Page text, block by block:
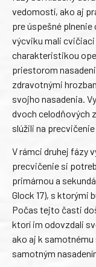
vedomostí, ako aj
pre úspešné
výcviku mali
charakteristikou
priestorom
zdravotnými
svojho nasadenia.
dvoch celodňových
slúžili na
V rámci druhej fázy
precvičenie si
primárnou a
Glock 17), s ktorými
Počas tejto časti
ktorí im odovzdali
ako aj k samotnému
samotným